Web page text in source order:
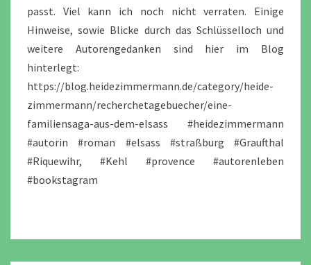
passt. Viel kann ich noch nicht verraten. Einige
Hinweise, sowie Blicke durch das Schlüsselloch und
weitere Autorengedanken sind hier im Blog
hinterlegt:
https://blog.heidezimmermann.de/category/heide-
zimmermann/recherchetagebuecher/eine-
familiensaga-aus-dem-elsass #heidezimmermann
#autorin #roman #elsass #straßburg #Graufthal
#Riquewihr, #Kehl #provence #autorenleben
#bookstagram